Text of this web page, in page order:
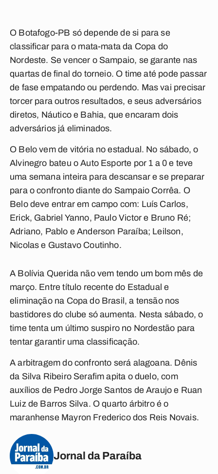
O Botafogo-PB só depende de si para se
classificar para o mata-mata da Copa do
Nordeste. Se vencer o Sampaio, se garante nas
quartas de final do torneio. O time até pode passar
de fase empatando ou perdendo. Mas vai precisar
torcer para outros resultados, e seus adversários
diretos, Náutico e Bahia, que encaram dois
adversários já eliminados.
O Belo vem de vitória no estadual. No sábado, o
Alvinegro bateu o Auto Esporte por 1 a 0 e teve
uma semana inteira para descansar e se preparar
para o confronto diante do Sampaio Corrêa. O
Belo deve entrar em campo com: Luís Carlos,
Erick, Gabriel Yanno, Paulo Victor e Bruno Ré;
Adriano, Pablo e Anderson Paraíba; Leilson,
Nicolas e Gustavo Coutinho.
A Bolívia Querida não vem tendo um bom mês de
março. Entre título recente do Estadual e
eliminação na Copa do Brasil, a tensão nos
bastidores do clube só aumenta. Nesta sábado, o
time tenta um último suspiro no Nordestão para
tentar garantir uma classificação.
A arbitragem do confronto será alagoana. Dênis
da Silva Ribeiro Serafim apita o duelo, com
auxílios de Pedro Jorge Santos de Araujo e Ruan
Luiz de Barros Silva. O quarto árbitro é o
maranhense Mayron Frederico dos Reis Novais.
Jornal da Paraíba